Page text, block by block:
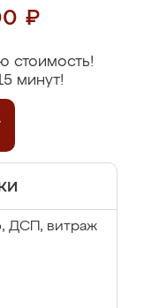
₽
стоимость!
минут!
ДСП, витраж